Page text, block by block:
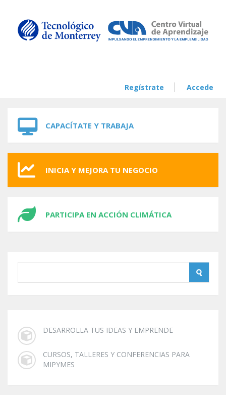
Regístrate Accede
CAPACÍTATE Y TRABAJA
INICIA Y MEJORA TU NEGOCIO
PARTICIPA EN ACCIÓN CLIMÁTICA
DESARROLLA TUS IDEAS Y EMPRENDE
CURSOS, TALLERES Y CONFERENCIAS PARA
MIPYMES